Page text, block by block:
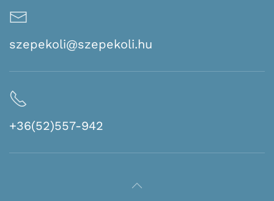
szepekoli@szepekoli.hu
+36(52)557-942